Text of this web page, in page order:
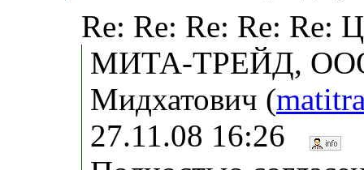
Re: Re: Re: Re: Re:
МИТА-ТРЕЙД,
Мидхатович (
27.11.08 16:26